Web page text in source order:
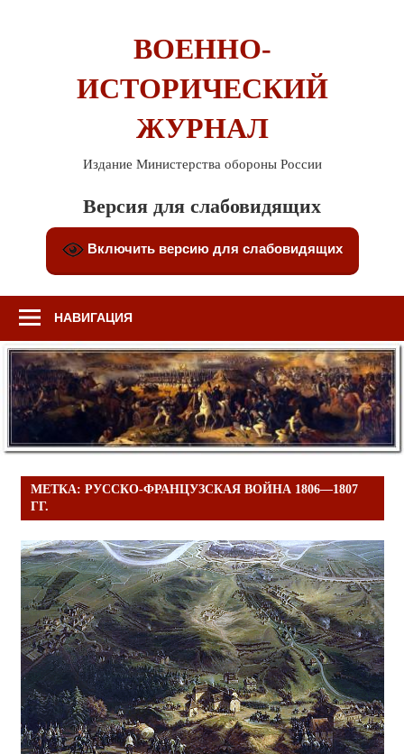
ВОЕННО-
ИСТОРИЧЕСКИЙ
ЖУРНАЛ
Издание Министерства обороны России
Версия для слабовидящих
Включить версию для слабовидящих
НАВИГАЦИЯ
МЕТКА: РУССКО-ФРАНЦУЗСКАЯ ВОЙНА 1806—1807
ГГ.